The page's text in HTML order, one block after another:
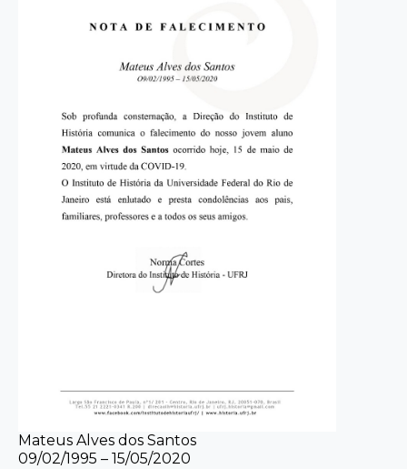
Mateus Alves dos Santos
09/02/1995 – 15/05/2020